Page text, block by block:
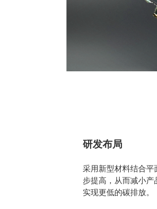
研发布局
采用新型材料结合
步提高，从而减小产
实现更低的碳排放。